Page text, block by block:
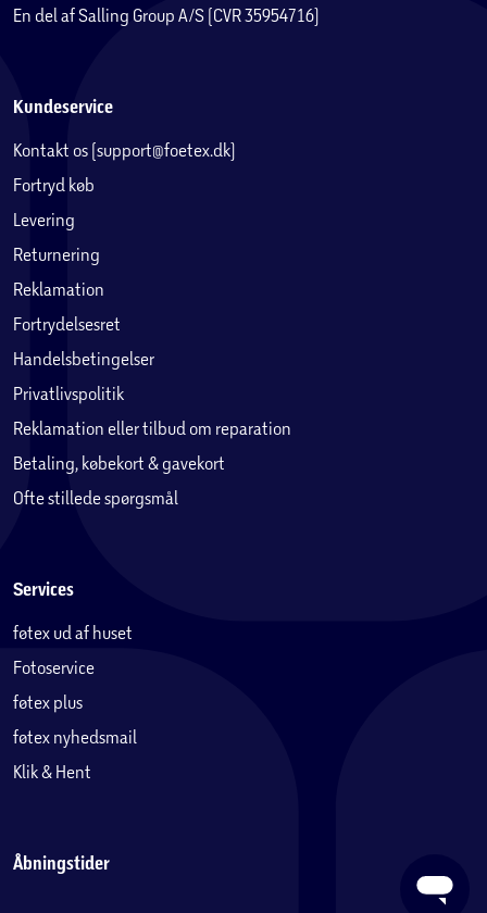
En del af Salling Group A/S (CVR 35954716)
Kundeservice
Kontakt os (support@foetex.dk)
Fortryd køb
Levering
Returnering
Reklamation
Fortrydelsesret
Handelsbetingelser
Privatlivspolitik
Reklamation eller tilbud om reparation
Betaling, købekort & gavekort
Ofte stillede spørgsmål
Services
føtex ud af huset
Fotoservice
føtex plus
føtex nyhedsmail
Klik & Hent
Åbningstider